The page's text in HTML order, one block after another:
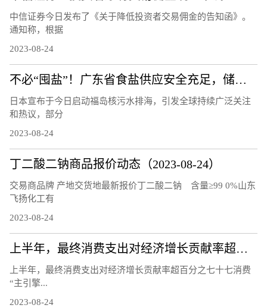
中信证券今日发布了《关于降低投资者交易佣金的告知函》。
通知称，根据
2023-08-24
不必“囤盐”！广东省食盐供应安全充足，储备量达10.8万吨
日本宣布于今日启动福岛核污水排海，引发全球持续广泛关注
和热议，部分
2023-08-24
丁二酸二钠商品报价动态（2023-08-24）
交易商品牌 产地交货地最新报价丁二酸二钠 含量≥99 0%山东
飞扬化工有
2023-08-24
上半年，最终消费支出对经济增长贡献率超百分之七十七 消费“主引擎”作用进一步凸显（经济新方位）
上半年，最终消费支出对经济增长贡献率超百分之七十七消费
“主引擎...
2023-08-24